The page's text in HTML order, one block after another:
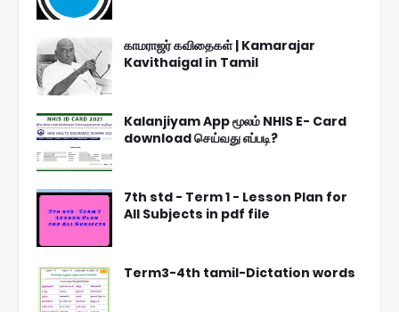
காமராஜர் கவிதைகள் | Kamarajar
Kavithaigal in Tamil
Kalanjiyam App மூலம் NHIS E- Card
download செய்வது எப்படி?
7th std - Term 1 - Lesson Plan for
All Subjects in pdf file
Term3-4th tamil-Dictation words